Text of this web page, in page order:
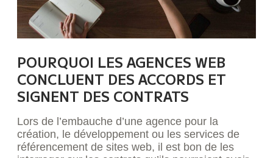
POURQUOI LES AGENCES WEB
CONCLUENT DES ACCORDS ET
SIGNENT DES CONTRATS
Lors de l’embauche d’une agence pour la
création, le développement ou les services de
référencement de sites web, il est bon de les